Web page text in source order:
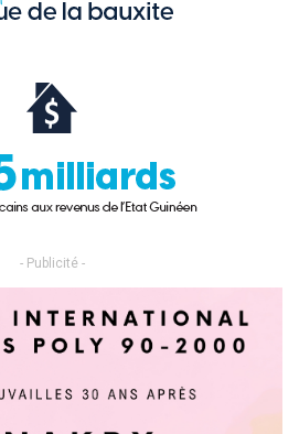
- Publicité -